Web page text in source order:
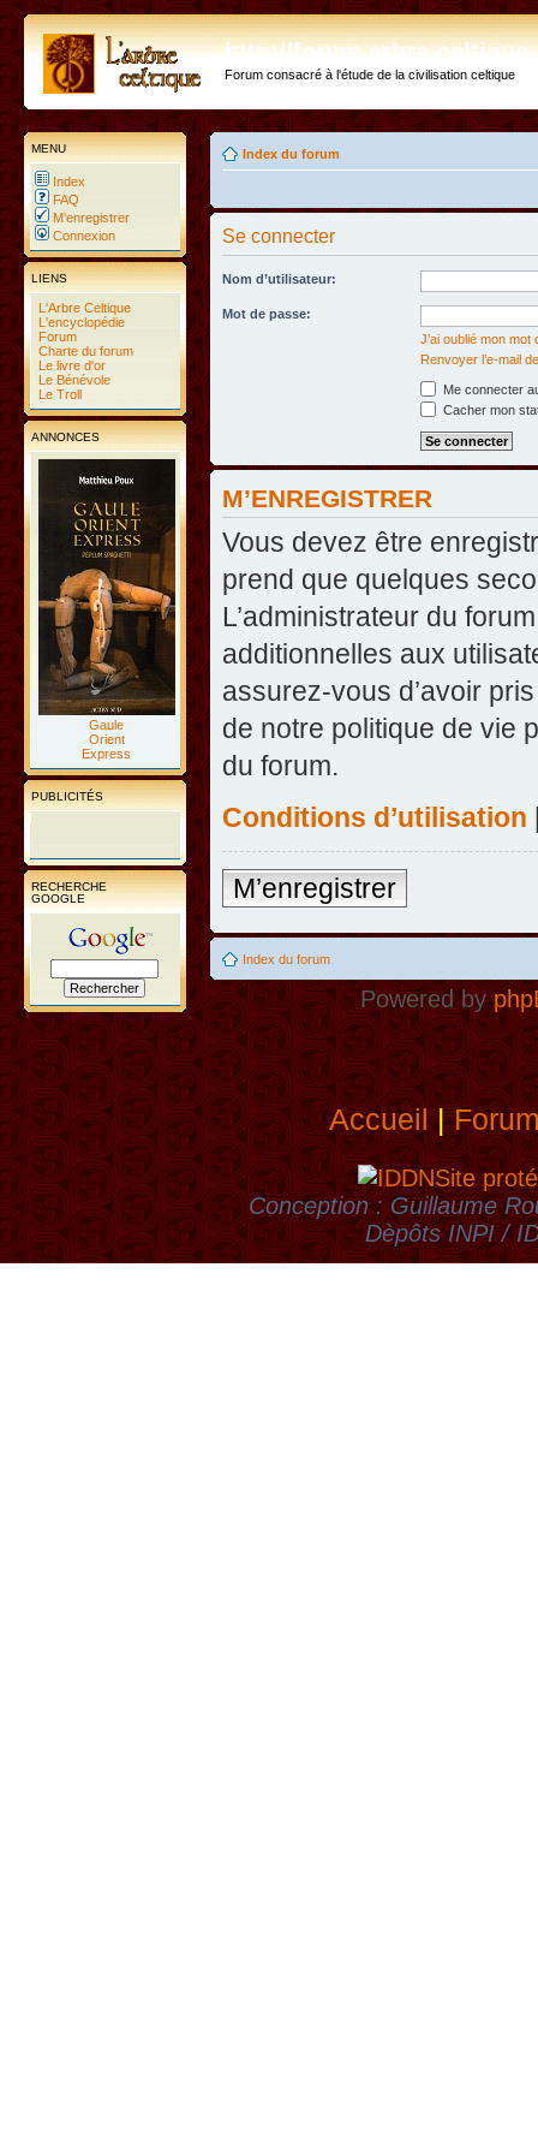
http://forum.arbre-
Forum consacré à l'étude de la civilisation celtique
MENU
Index
FAQ
M’enregistrer
Connexion
LIENS
L'Arbre Celtique
L'encyclopédie
Forum
Charte du forum
Le livre d'or
Le Bénévole
Le Troll
ANNONCES
Gaule
Orient
Express
PUBLICITÉS
RECHERCHE
GOOGLE
Index du forum
Se connecter
Nom d’utilisateur:
Mot de passe:
J’ai oublié mon mot
Renvoyer l’e-mail
Me connecter
Cacher mon
M’ENREGISTRER
Vous devez être
prend que quelques
L’administrateur du
additionnelles aux
assurez-vous d’avoir
de notre politique de vie
du forum.
Conditions d’utilisation
M’enregistrer
Index du forum
Powered by
Accueil|
Site
Conception : Guillaume
Dèpôts INPI /